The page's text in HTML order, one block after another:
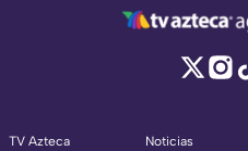
TV Azteca
Noticias